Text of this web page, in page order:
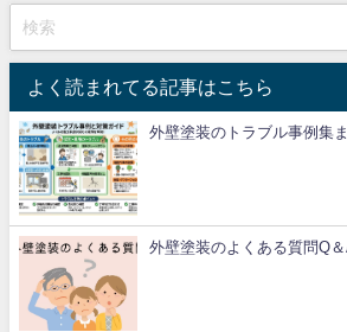
よく読まれてる記事はこちら
外壁塗装のトラブル事例集
外壁塗装のよくある質問Q